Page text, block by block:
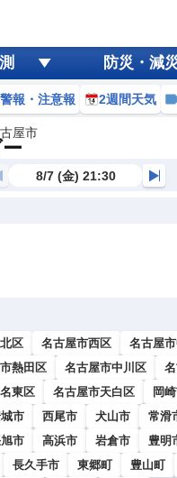
防災・減災
警報・注意報 2週間天気
屋市
8/7 (金) 21:30
区 名古屋市西区 名古屋
熱田区 名古屋市中川区
東区 名古屋市天白区 岡
市 西尾市 犬山市 常滑
市 高浜市 岩倉市 豊明
長久手市 東郷町 豊山町